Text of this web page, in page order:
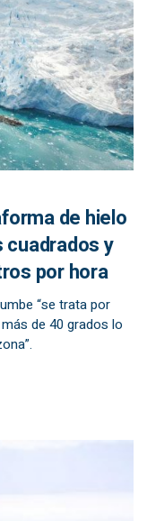
de hielo
y
por hora
“se trata por
de 40 grados lo